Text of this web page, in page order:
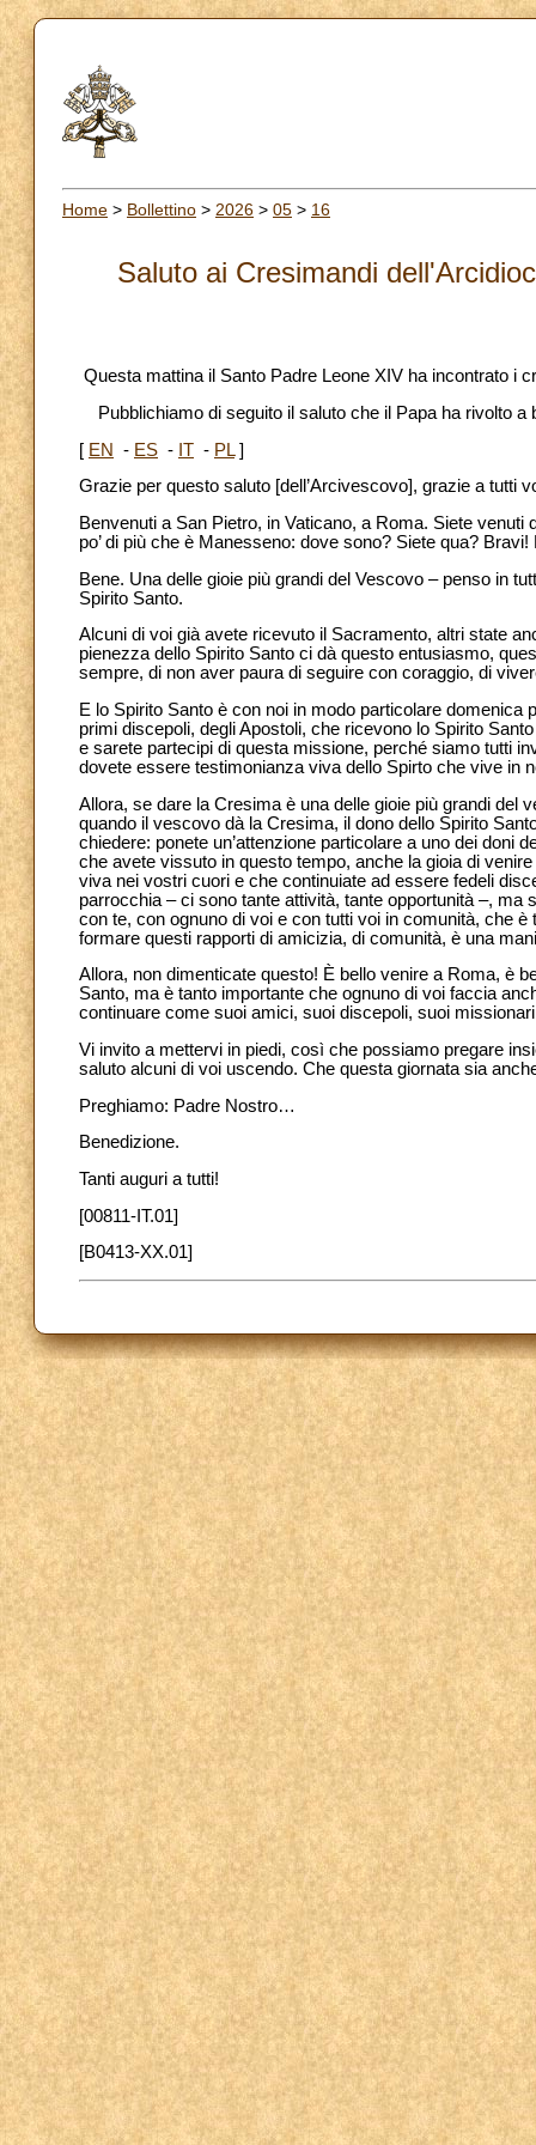
Home > Bollettino > 2026 > 05 > 16
Saluto ai Cresimandi
Questa mattina il Santo Padre Leone XIV ha incontrato i
Pubblichiamo di seguito il saluto che il Papa ha rivolto a
[ EN - ES - IT - PL]
Grazie per questo saluto [dell’Arcivescovo], grazie a tutti
Benvenuti a San Pietro, in Vaticano, a Roma. Siete
po’ di più che è Manesseno: dove sono? Siete qua?
Bene. Una delle gioie più grandi del Vescovo – penso in
Spirito Santo.
Alcuni di voi già avete ricevuto il Sacramento, altri state
pienezza dello Spirito Santo ci dà questo entusiasmo,
sempre, di non aver paura di seguire con coraggio, di
E lo Spirito Santo è con noi in modo particolare
primi discepoli, degli Apostoli, che ricevono lo Spirito
e sarete partecipi di questa missione, perché siamo tutti
dovete essere testimonianza viva dello Spirto che vive in
Allora, se dare la Cresima è una delle gioie più grandi del
quando il vescovo dà la Cresima, il dono dello Spirito
chiedere: ponete un’attenzione particolare a uno dei doni
che avete vissuto in questo tempo, anche la gioia di
viva nei vostri cuori e che continuiate ad essere fedeli
parrocchia – ci sono tante attività, tante opportunità –,
con te, con ognuno di voi e con tutti voi in comunità, che
formare questi rapporti di amicizia, di comunità, è una
Allora, non dimenticate questo! È bello venire a Roma, è
Santo, ma è tanto importante che ognuno di voi faccia
continuare come suoi amici, suoi discepoli, suoi
Vi invito a mettervi in piedi, così che possiamo pregare
saluto alcuni di voi uscendo. Che questa giornata sia
Preghiamo: Padre Nostro…
Benedizione.
Tanti auguri a tutti!
[00811-IT.01]
[B0413-XX.01]